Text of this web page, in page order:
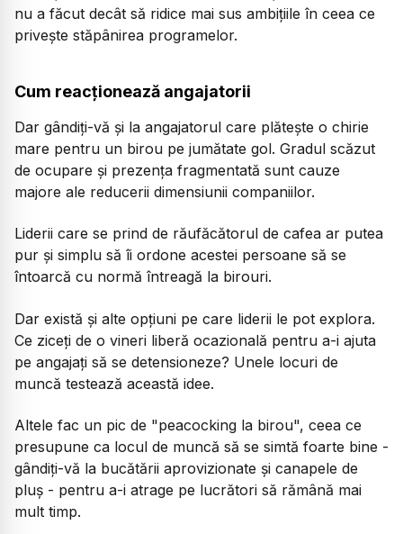
nu a făcut decât să ridice mai sus ambițiile în ceea ce
privește stăpânirea programelor.
Cum reacționează angajatorii
Dar gândiți-vă și la angajatorul care plătește o chirie
mare pentru un birou pe jumătate gol. Gradul scăzut
de ocupare și prezența fragmentată sunt cauze
majore ale reducerii dimensiunii companiilor.
Liderii care se prind de răufăcătorul de cafea ar putea
pur și simplu să îi ordone acestei persoane să se
întoarcă cu normă întreagă la birouri.
Dar există și alte opțiuni pe care liderii le pot explora.
Ce ziceți de o vineri liberă ocazională pentru a-i ajuta
pe angajați să se detensioneze? Unele locuri de
muncă testează această idee.
Altele fac un pic de "peacocking la birou", ceea ce
presupune ca locul de muncă să se simtă foarte bine -
gândiți-vă la bucătării aprovizionate și canapele de
pluș - pentru a-i atrage pe lucrători să rămână mai
mult timp.